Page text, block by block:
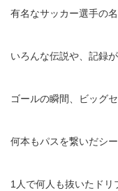
有名なサッカー選手の
いろんな伝説や、記録が
ゴールの瞬間、ビッグ
何本もパスを繋いだシ
1人で何人も抜いたドリ